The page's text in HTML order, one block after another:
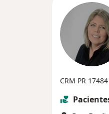
CRM PR